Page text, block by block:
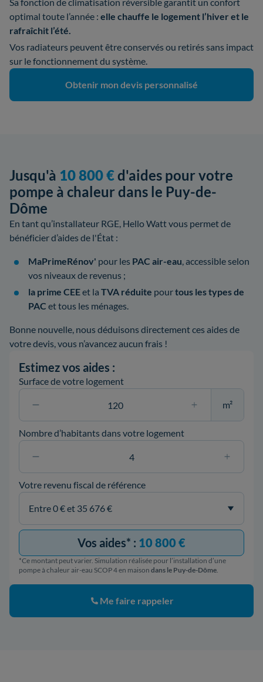
Sa fonction de climatisation réversible garantit un confort
optimal toute l’année : elle chauffe le logement l’hiver et le
rafraîchit l’été.
Vos radiateurs peuvent être conservés ou retirés sans impact
sur le fonctionnement du système.
Obtenir mon devis personnalisé
Jusqu'à 10 800 €d'aides pour votre
pompe à chaleur dans le Puy-de-
Dôme
En tant qu’installateur RGE, Hello Watt vous permet de
bénéficier d’aides de l'État :
MaPrimeRénov' pour les PAC air-eau, accessible selon
vos niveaux de revenus ;
la prime CEEet la TVA réduite pourtous les types de
PAC et tous les ménages.
Bonne nouvelle, nous déduisons directement ces aides de
votre devis, vous n’avancez aucun frais !
Estimez vos aides :
Surface de votre logement
m²
Nombre d’habitants dans votre logement
Votre revenu fiscal de référence
Vos aides* : 10 800 €
*Ce montant peut varier. Simulation réalisée pour l’installation d’une
pompe à chaleur air-eau SCOP 4 en maison dans le Puy-de-Dôme.
Me faire rappeler